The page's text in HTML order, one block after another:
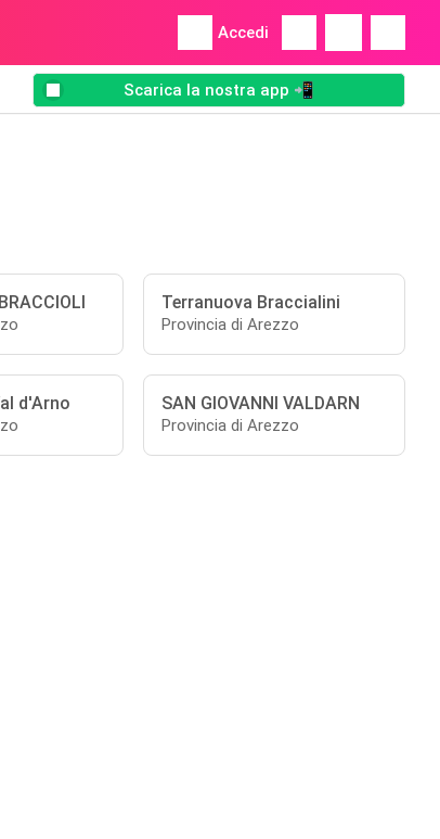
Accedi
Scarica la nostra app 📲
Terranuova Braccialini
Provincia di Arezzo
d'Arno SAN GIOVANNI VALDARN
Provincia di Arezzo